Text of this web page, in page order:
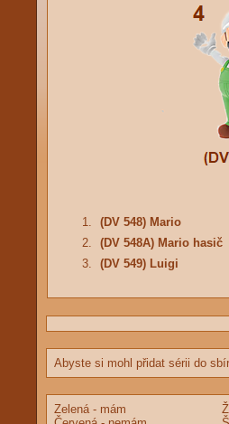
1. (DV 548) Mario
2.
(DV 548A) Mario hasič
3.
(DV 549) Luigi
Abyste si mohl přidat sérii do
Zelená - mám